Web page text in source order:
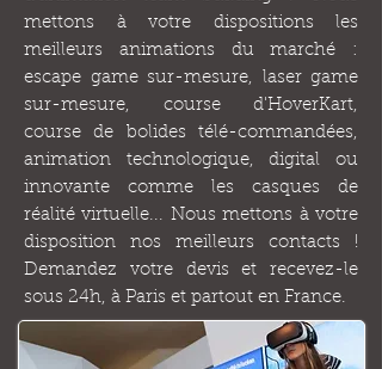
mettons à votre dispositions les
meilleurs animations du marché :
escape game sur-mesure, laser game
sur-mesure, course d'HoverKart,
course de bolides télé-commandées,
animation technologique, digital ou
innovante comme les casques de
réalité virtuelle... Nous mettons à votre
disposition nos meilleurs contacts !
Demandez votre devis et recevez-le
sous 24h, à Paris et partout en France.